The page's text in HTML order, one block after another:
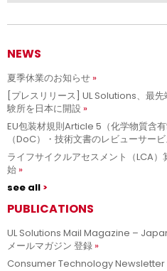
NEWS
夏季休業のお知らせ
[プレスリリース] UL Solutions、最
験所を日本に開設
EU包装材規則Article 5（化学物質含
（DoC）・技術文書のレビューサー
ライフサイクルアセスメント（LCA
始
see all
PUBLICATIONS
UL Solutions Mail Magazine –
メールマガジン 登録
Consumer Technology Newsletter